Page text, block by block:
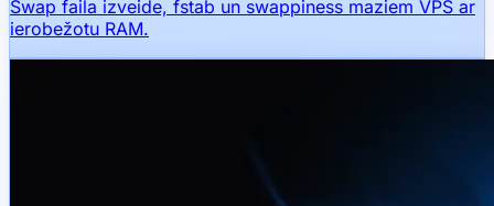
Swap faila izveide, fstab un swappiness maziem VPS ar
ierobežotu RAM.